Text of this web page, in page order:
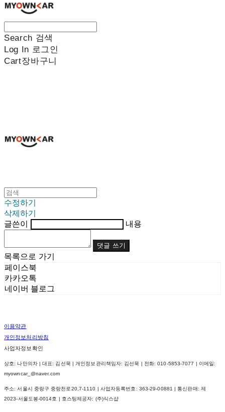
Search 검색
Log In 로그인
Cart장바구니
수정하기
삭제하기
글쓴이
내용
댓글 쓰기
목록으로 가기
페이스북
카카오톡
네이버 블로그
이용약관
개인정보처리방침
사업자정보확인
상호: 나만의차 | 대표: 김선묵 | 개인정보관리책임자: 김선묵 | 전화: 010-5853-7077 | 이메일:
myowncar_@naver.com
주소: 서울시 중랑구 중랑천로20,7-1110 | 사업자등록번호: 363-29-00881 | 통신판매: 제
2023-서울도봉-0014호
| 호스팅제공자: (주)식스샵